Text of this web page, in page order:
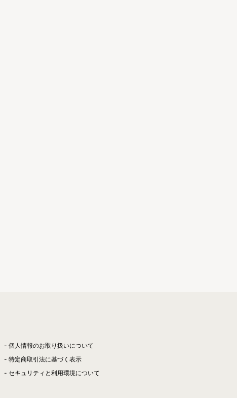
個人情報のお取り扱いについて
特定商取引法に基づく表示
セキュリティと利用環境について